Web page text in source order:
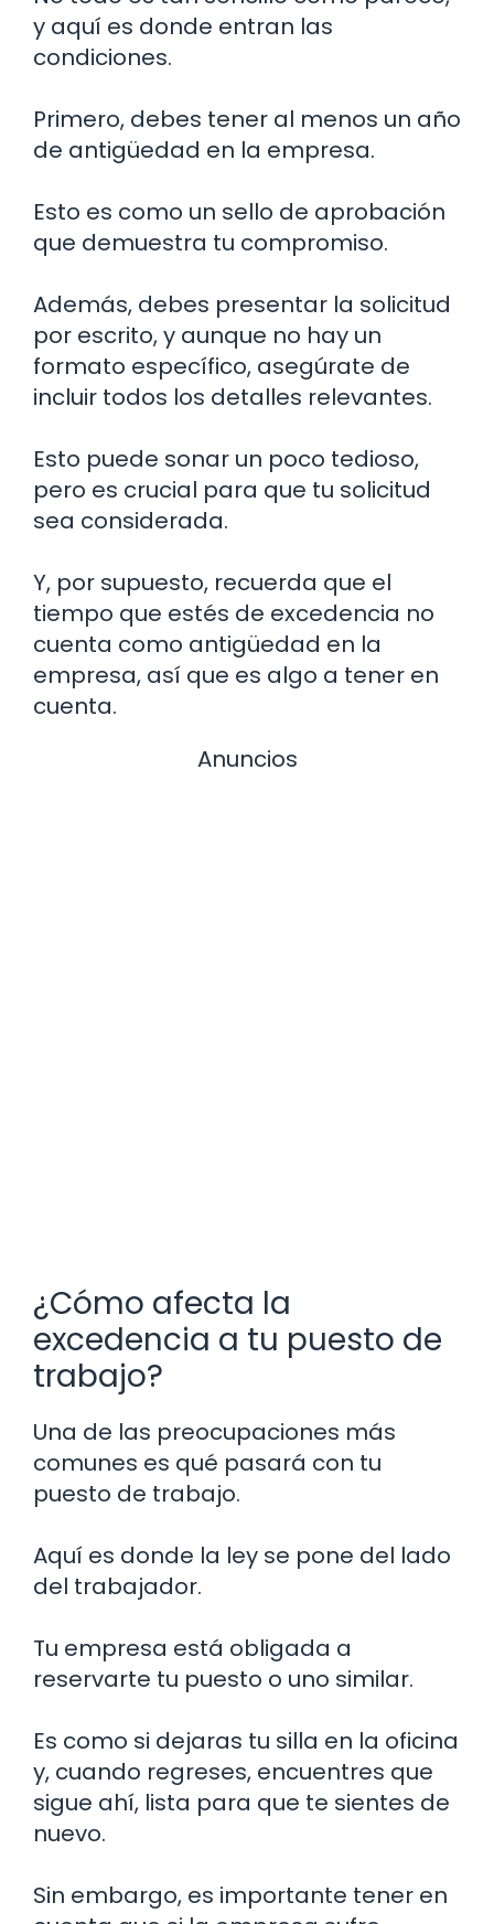
y aquí es donde entran las
condiciones.
Primero, debes tener al menos un año
de antigüedad en la empresa.
Esto es como un sello de aprobación
que demuestra tu compromiso.
Además, debes presentar la solicitud
por escrito, y aunque no hay un
formato específico, asegúrate de
incluir todos los detalles relevantes.
Esto puede sonar un poco tedioso,
pero es crucial para que tu solicitud
sea considerada.
Y, por supuesto, recuerda que el
tiempo que estés de excedencia no
cuenta como antigüedad en la
empresa, así que es algo a tener en
cuenta.
Anuncios
¿Cómo afecta la
excedencia a tu puesto de
trabajo?
Una de las preocupaciones más
comunes es qué pasará con tu
puesto de trabajo.
Aquí es donde la ley se pone del lado
del trabajador.
Tu empresa está obligada a
reservarte tu puesto o uno similar.
Es como si dejaras tu silla en la oficina
y, cuando regreses, encuentres que
sigue ahí, lista para que te sientes de
nuevo.
Sin embargo, es importante tener en